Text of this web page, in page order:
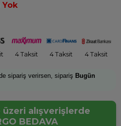
4 Taksit 4 Taksit 4 Taksit
sipariş verirsen, sipariş Bugün
üzeri alışverişlerde
BEDAVA